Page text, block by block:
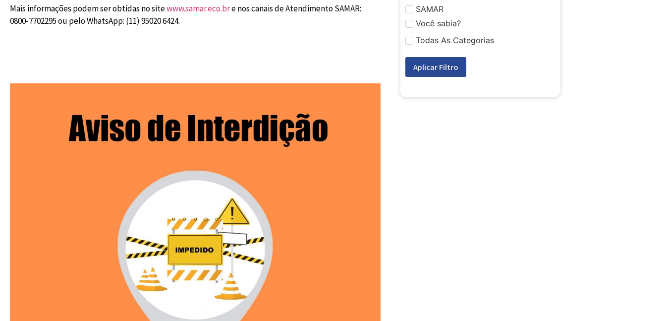
Mais informações podem ser obtidas no sitewww.samar.eco.bre nos canais de Atendimento SAMAR:
0800-7702295 ou pelo WhatsApp: (11) 95020 6424.
SAMAR
Você sabia?
Todas As Categorias
Aplicar Filtro